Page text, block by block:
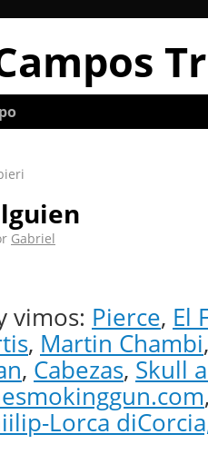
Gabriel
vimos: Pierce, El
, Martin Chambi
, Cabezas, Skull
Lorca